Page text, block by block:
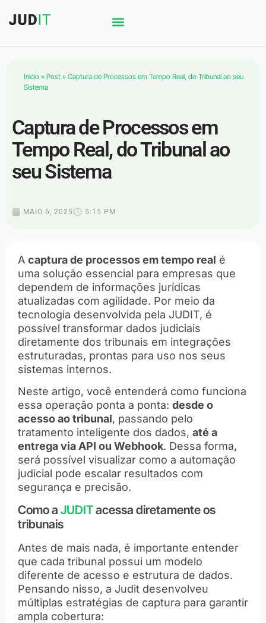
Início » Post » Captura de Processos em Tempo Real, do Tribunal ao seu
Sistema
Captura de Processos em
Tempo Real, do Tribunal ao
seu Sistema
MAIO 6, 2025 5:15 PM
A captura de processos em tempo real é
uma solução essencial para empresas que
dependem de informações jurídicas
atualizadas com agilidade. Por meio da
tecnologia desenvolvida pela JUDIT, é
possível transformar dados judiciais
diretamente dos tribunais em integrações
estruturadas, prontas para uso nos seus
sistemas internos.
Neste artigo, você entenderá como funciona
essa operação ponta a ponta: desde o
acesso ao tribunal, passando pelo
tratamento inteligente dos dados, até a
entrega via API ou Webhook. Dessa forma,
será possível visualizar como a automação
judicial pode escalar resultados com
segurança e precisão.
Como a JUDITacessa diretamente os
tribunais
Antes de mais nada, é importante entender
que cada tribunal possui um modelo
diferente de acesso e estrutura de dados.
Pensando nisso, a Judit desenvolveu
múltiplas estratégias de captura para garantir
ampla cobertura: